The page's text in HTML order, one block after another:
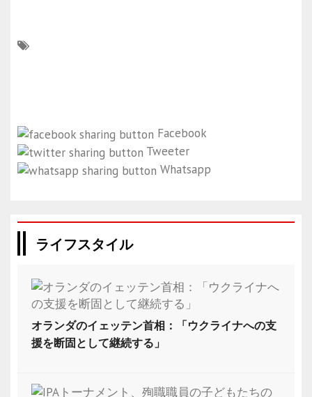
Facebook
Tweeter
Whatsapp
ライフスタイル
オランダのイェッテン首相：「ウクライナへの支
援を断固として継続する」